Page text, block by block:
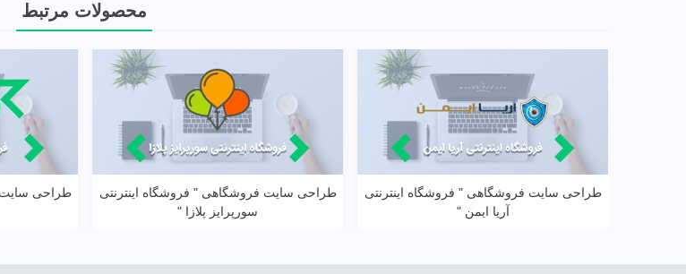
محصولات مرتبط
مشاهده بیشتر
طراحی سایت فروشگاهی " فروشگاه اینترنتی
آریا ایمن "
مشاهده بیشتر
طراحی سایت فروشگاهی " فروشگاه اینترنتی
سورپرایز پلازا "
طراحی سایت